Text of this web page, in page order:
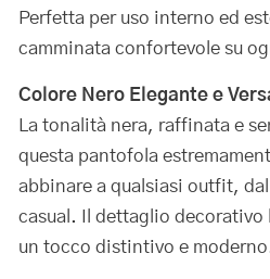
Perfetta per uso interno ed
camminata confortevole su
Colore Nero Elegante e
La tonalità nera, raffinata e
questa pantofola
abbinare a qualsiasi outfit,
casual. Il dettaglio
un tocco distintivo e